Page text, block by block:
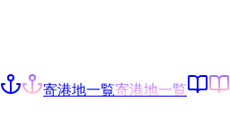
寄港地一覧寄港地一覧